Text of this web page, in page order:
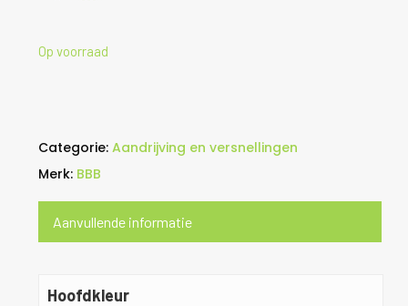
Op voorraad
Categorie: Aandrijving en versnellingen
Merk: BBB
Aanvullende informatie
Hoofdkleur